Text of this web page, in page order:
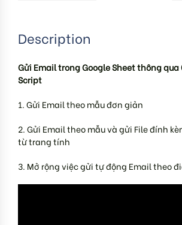
Description
Gửi Email trong Google Sheet thông qua
Script
1. Gửi Email theo mẫu đơn giản
2. Gửi Email theo mẫu và gửi File đính
từ trang tính
3. Mở rộng việc gửi tự động Email theo